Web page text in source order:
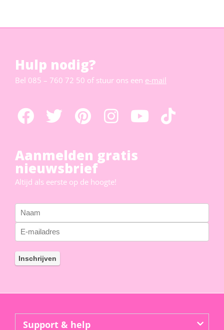
Hulp nodig?
Bel 085 – 760 72 50 of stuur ons een e-mail
Aanmelden gratis
nieuwsbrief
Altijd als eerste op de hoogte!
Support & help